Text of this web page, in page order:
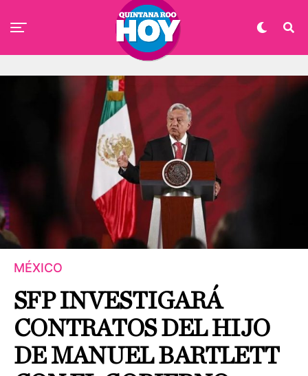
MÉXICO
SFP INVESTIGARÁ
CONTRATOS DEL HIJO
DE MANUEL BARTLETT